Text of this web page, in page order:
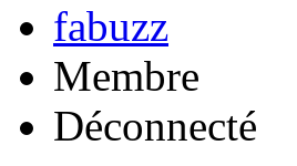
fabuzz
Membre
Déconnecté